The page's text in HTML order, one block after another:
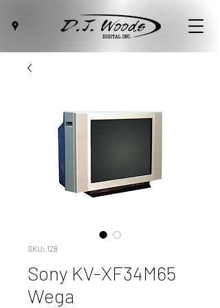
SKU: 128
Sony KV-XF34M65
Wega